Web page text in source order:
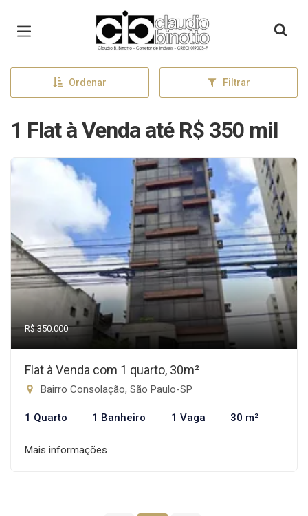
Página inicial
Ordenar Filtrar
1 Flat à Venda até R$ 350 mil
R$ 350.000
Flat à Venda com 1 quarto, 30m²
Bairro Consolação, São Paulo-SP
1 Quarto 1 Banheiro 1 Vaga 30 m²
Mais informações